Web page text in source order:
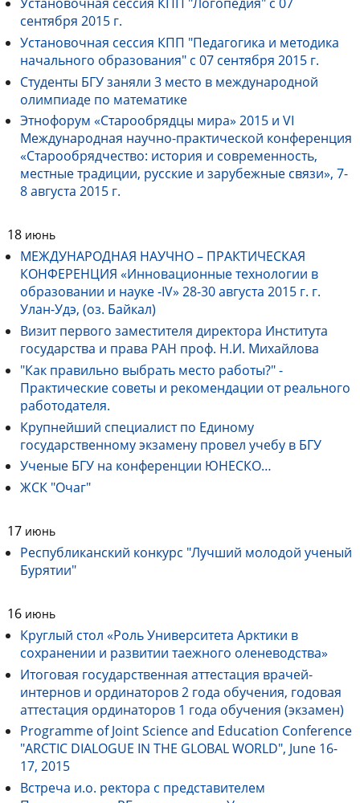
сентября 2015 г.
Установочная сессия КПП "Педагогика и методика
начального образования" с 07 сентября 2015 г.
Студенты БГУ заняли 3 место в международной
олимпиаде по математике
Этнофорум «Старообрядцы мира» 2015 и VI
Международная научно-практической конференция
«Старообрядчество: история и современность,
местные традиции, русские и зарубежные связи», 7-
8 августа 2015 г.
18 июнь
МЕЖДУНАРОДНАЯ НАУЧНО – ПРАКТИЧЕСКАЯ
КОНФЕРЕНЦИЯ «Инновационные технологии в
образовании и науке -IV» 28-30 августа 2015 г. г.
Улан-Удэ, (оз. Байкал)
Визит первого заместителя директора Института
государства и права РАН проф. Н.И. Михайлова
"Как правильно выбрать место работы?" -
Практические советы и рекомендации от реального
работодателя.
Крупнейший специалист по Единому
государственному экзамену провел учебу в БГУ
Ученые БГУ на конференции ЮНЕСКО…
ЖСК "Очаг"
17 июнь
Республиканский конкурс "Лучший молодой ученый
Бурятии"
16 июнь
Круглый стол «Роль Университета Арктики в
сохранении и развитии таежного оленеводства»
Итоговая государственная аттестация врачей-
интернов и ординаторов 2 года обучения, годовая
аттестация ординаторов 1 года обучения (экзамен)
Programme of Joint Science and Education Conference
"ARCTIC DIALOGUE IN THE GLOBAL WORLD", June 16-
17, 2015
Встреча и.о. ректора с представителем